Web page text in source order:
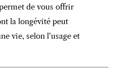
de vous offrir
la longévité peut
vie, selon l’usage et